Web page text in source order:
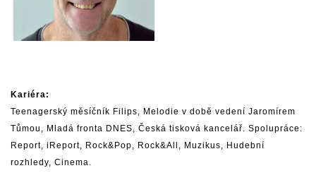
Kariéra:
Teenagerský měsíčník Filips, Melodie v době vedení Jaromírem
Tůmou, Mladá fronta DNES, Česká tisková kancelář. Spolupráce:
Report, iReport, Rock&Pop, Rock&All, Muzikus, Hudební
rozhledy, Cinema.